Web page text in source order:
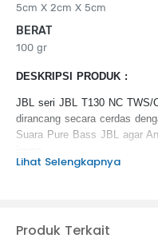
5cm X 2cm X 5cm
BERAT
100 gr
DESKRIPSI PRODUK :
JBL seri JBL T130 NC
dirancang secara cerdas
Suara Pure Bass JBL agar
irama.
Daya tahan baterai
Lihat Selengkapnya
Produk Terkait